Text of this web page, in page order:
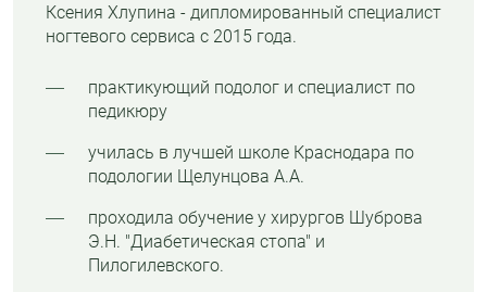
Ксения Хлупина - дипломированный специалист
ногтевого сервиса с 2015 года.
практикующий подолог и специалист по
педикюру
училась в лучшей школе Краснодара по
подологии Щелунцова А.А.
проходила обучение у хирургов Шуброва
Э.Н. "Диабетическая стопа" и
Пилогилевского.